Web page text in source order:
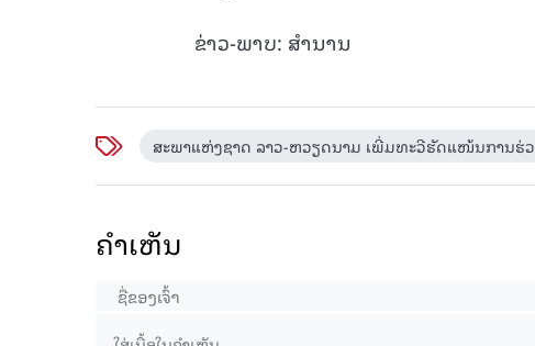
ຂ່າວ-ພາບ: ສຳນານ
ສະ​ພາ​ແຫ່ງ​ຊາດ ​ລາວ-ຫວຽດ​ນາມ ເພີ່ມ​ທະ​ວີ​ຮັດ​ແໜ້ນ​ການ​ຮ່
ຄໍາເຫັນ